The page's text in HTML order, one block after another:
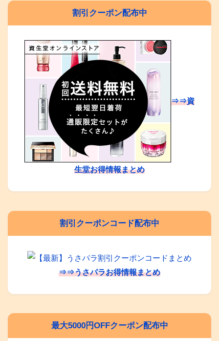
割引クーポン配布中
⇒⇒資
生堂お得情報まとめ
割引クーポンコード配布中
⇒⇒うさパラお得情報まとめ
最大5000円OFFクーポン配布中